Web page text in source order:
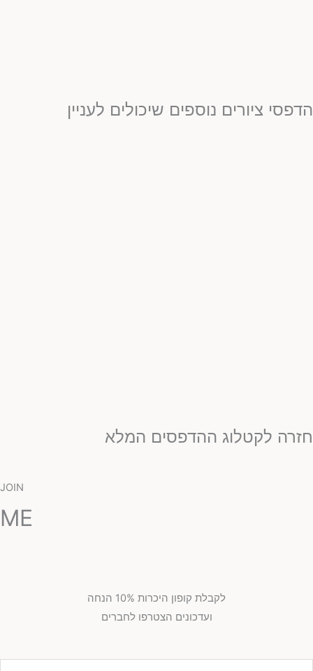
ציורים נוספים שיכולים לעניין
לקטלוג ההדפסים המלא
JOIN
ME
לקבלת קופון היכרות 10% הנחה
ועדכונים הצטרפו לחברים